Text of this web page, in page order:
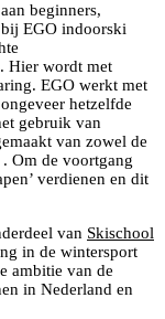
beginners,
EGO indoorski
Hier wordt met
EGO werkt met
hetzelfde
gebruik van
van zowel de
Om de voortgang
verdienen en dit
van Skischool
in de wintersport
ambitie van de
in Nederland en